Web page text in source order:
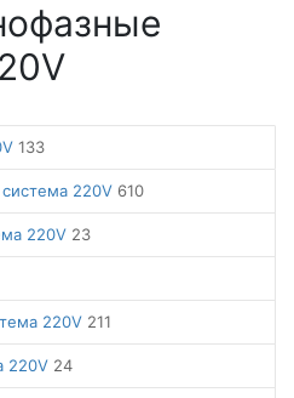
133
220V 610
220V 23
220V 211
220V 24